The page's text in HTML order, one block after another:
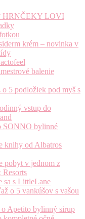
HRNČEKY LOVI
krém – novinka v
balenie
5 podložiek pod myš s
vstup do
SONNO bylinné
knihy od Albatros
pobyt v jednom z
sa s LittleLane
o 5 vankúšov s vašou
Apetito bylinný sirup